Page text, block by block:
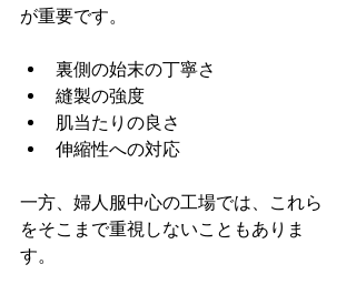
が重要です。
裏側の始末の丁寧さ
縫製の強度
肌当たりの良さ
伸縮性への対応
一方、婦人服中心の工場では、これら
をそこまで重視しないこともありま
す。